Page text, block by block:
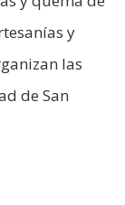
y
las
de San